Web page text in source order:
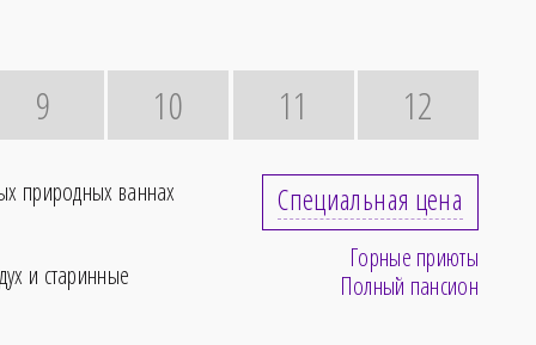
9 10 11 12
природных ваннах
и старинные
Специальная цена
Горные приюты
Полный пансион